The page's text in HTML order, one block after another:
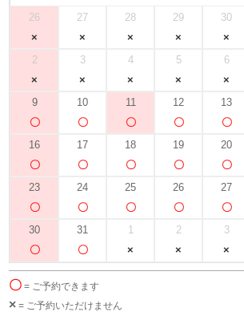
26
27 28 29 30
2 3 4 5 6
9 10 11 12 13
16 17 18 19 20
23 24 25 26 27
30 31 1 2 3
〇 = ご予約できます
× = ご予約いただけません